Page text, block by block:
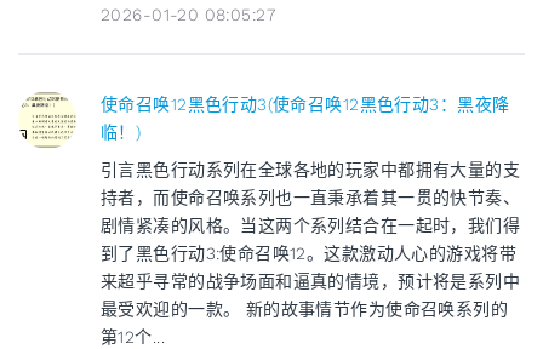
2026-01-20 08:05:27
使命召唤12黑色行动3(使命召唤12黑色行动3：黑夜降
临！)
引言黑色行动系列在全球各地的玩家中都拥有大量的支
持者，而使命召唤系列也一直秉承着其一贯的快节奏、
剧情紧凑的风格。当这两个系列结合在一起时，我们得
到了黑色行动3:使命召唤12。这款激动人心的游戏将带
来超乎寻常的战争场面和逼真的情境，预计将是系列中
最受欢迎的一款。 新的故事情节作为使命召唤系列的
第12个...